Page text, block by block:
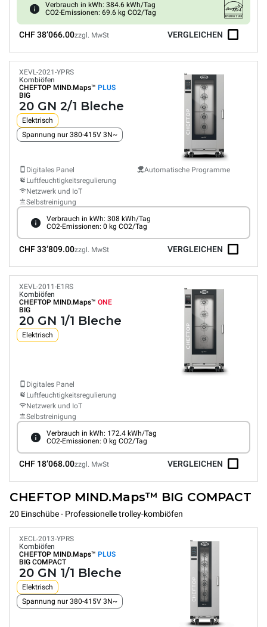
Verbrauch in kWh: 384.6 kWh/Tag
CO2-Emissionen: 69.6 kg CO2/Tag
CHF 38’066.00zzgl. MwSt VERGLEICHEN
XEVL-2021-YPRS
Kombiöfen
CHEFTOP MIND.Maps™ PLUS
BIG
20 GN 2/1 Bleche
Elektrisch
Spannung nur 380-415V 3N~
Digitales Panel
Luftfeuchtigkeitsregulierung
Netzwerk und IoT
Selbstreinigung
Automatische Programme
Verbrauch in kWh: 308 kWh/Tag
CO2-Emissionen: 0 kg CO2/Tag
CHF 33’809.00zzgl. MwSt VERGLEICHEN
XEVL-2011-E1RS
Kombiöfen
CHEFTOP MIND.Maps™ ONE
BIG
20 GN 1/1 Bleche
Elektrisch
Digitales Panel
Luftfeuchtigkeitsregulierung
Netzwerk und IoT
Selbstreinigung
Verbrauch in kWh: 172.4 kWh/Tag
CO2-Emissionen: 0 kg CO2/Tag
CHF 18’068.00zzgl. MwSt VERGLEICHEN
CHEFTOP MIND.Maps™ BIG COMPACT
20 Einschübe - Professionelle trolley-kombiöfen
XECL-2013-YPRS
Kombiöfen
CHEFTOP MIND.Maps™ PLUS
BIG COMPACT
20 GN 1/1 Bleche
Elektrisch
Spannung nur 380-415V 3N~